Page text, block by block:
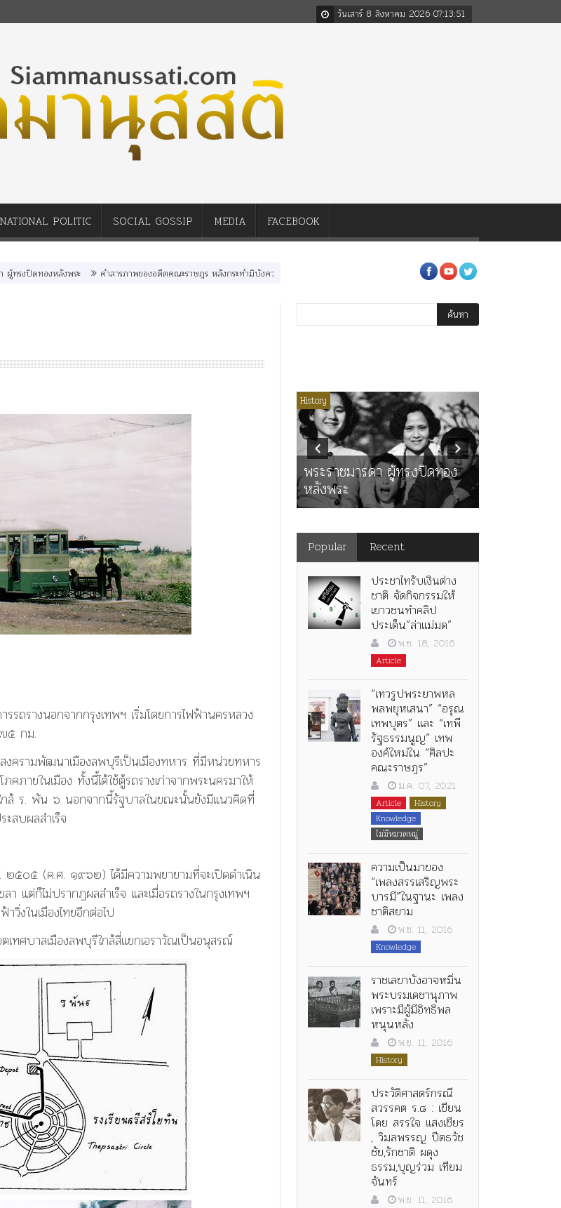
วันเสาร์ 8 สิงหาคม 2026 07:13:52
POLITIC SOCIAL GOSSIP MEDIA FACEBOOK
หลังพระ คำสารภาพของอดีตคณะราษฎร หลังกระทำมิบังควรต่อในหลวงสามรัชกาล ร่วมกว่า 80ปี ร.๖ สร้าง “จุฬาลงกรณ์มหาวิทยาลัย” ตามพระราชด
รถรางนอกจากกรุงเทพฯ เริ่มโดยการไฟฟ้านครหลวง
๕ กม.
งครามพัฒนาเมืองลพบุรีเป็นเมืองทหาร ที่มีหน่วยทหาร
ายในเมือง ทั้งนี้ได้ใช้ตู้รถรางเก่าจากพระนครมาให้
ใกล้ ร. พัน ๖ นอกจากนี้รัฐบาลในขณะนั้นยังมีแนวคิดที่
สบผลสำเร็จ
๕๐๕ (ค.ศ. ๑๙๖๒) ได้มีความพยายามที่จะเปิดดำเนิน
แต่ก็ไม่ปรากฏผลสำเร็จ และเมื่อรถรางในกรุงเทพฯ
งในเมืองไทยอีกต่อไป
เทศบาลเมืองลพบุรีใกล้สี่แยกเอราวัณเป็นอนุสรณ์
“เทวรูปพระยาพหลพล
พยุหเสนา” “อรุณเทพบุตร”
History
พระราชมารดา ผู้ทรงปิดทอง
หลังพระ
Popular Recent
ประชาไทรับเงินต่าง
ชาติ จัดกิจกรรมให้
เยาวชนทำคลิป
ประเด็น”ล่าแม่มด”
พ.ย. 18, 2016
Article
“เทวรูปพระยาพหล
พลพยุหเสนา” “อรุณ
เทพบุตร” และ “เทพี
รัฐธรรมนูญ” เทพ
องค์ใหม่ใน “ศิลปะ
คณะราษฎร”
ม.ค. 07, 2021
Article
History
Knowledge
ไม่มีหมวดหมู่
ความเป็นมาของ
“เพลงสรรเสริญพระ
บารมี”ในฐานะ เพลง
ชาติสยาม
พ.ย. 11, 2016
Knowledge
ราชเลขาบังอาจหมิ่น
พระบรมเดชานุภาพ
เพราะมีผู้มีอิทธิพล
หนุนหลัง
พ.ย. 11, 2016
History
ประวัติศาสตร์กรณี
สวรรคต ร.๘ : เขียน
โดย สรรใจ แสงเชียร
, วิมลพรรญ ปีตธวัช
ชัย,รักชาติ ผดุง
ธรรม,บุญร่วม เทียม
จันทร์
พ.ย. 11, 2016